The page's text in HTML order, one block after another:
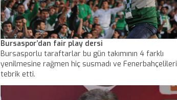
Bursaspor’dan fair play dersi
Bursasporlu taraftarlar bu gün takımının 4 farklı
yenilmesine rağmen hiç susmadı ve Fenerbahçelileri
tebrik etti.